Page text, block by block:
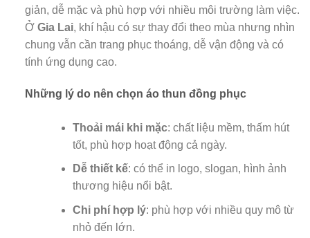
giản, dễ mặc và phù hợp với nhiều môi trường làm việc.
Ở Gia Lai, khí hậu có sự thay đổi theo mùa nhưng nhìn
chung vẫn cần trang phục thoáng, dễ vận động và có
tính ứng dụng cao.
Những lý do nên chọn áo thun đồng phục
Thoải mái khi mặc: chất liệu mềm, thấm hút
tốt, phù hợp hoạt động cả ngày.
Dễ thiết kế: có thể in logo, slogan, hình ảnh
thương hiệu nổi bật.
Chi phí hợp lý: phù hợp với nhiều quy mô từ
nhỏ đến lớn.